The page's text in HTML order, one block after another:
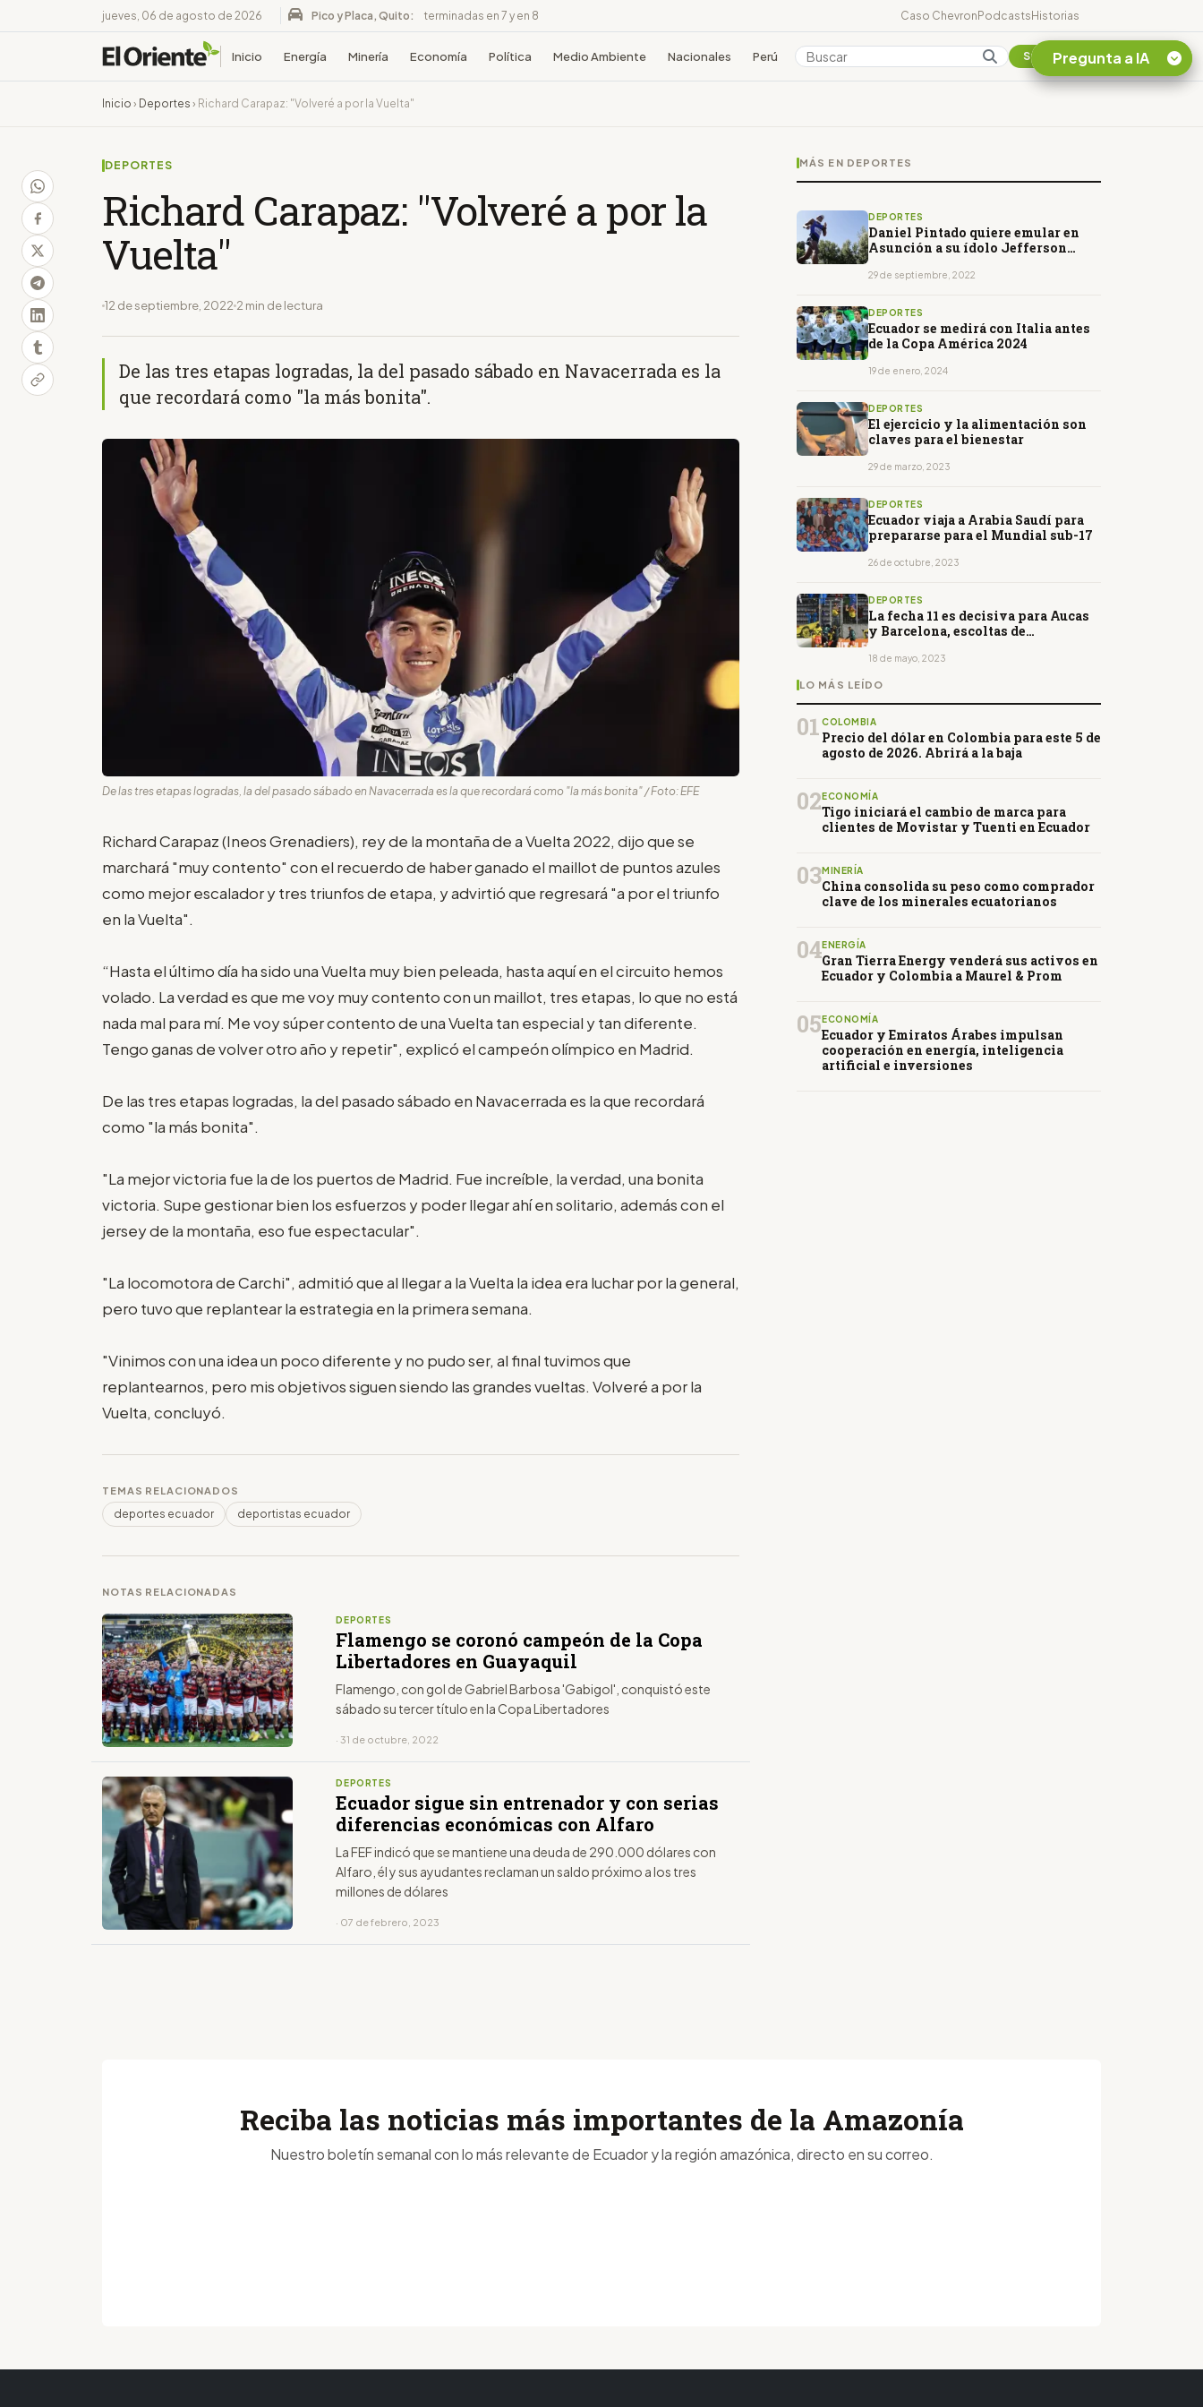
jueves, 06 de agosto de 2026 Pico y Placa, Quito: terminadas en 7 y en 8 Caso ChevronPodcastsHistorias
Inicio Energía Minería Economía Política Medio Ambiente Nacionales Perú Colombia Suscribirse
Inicio › Deportes › Richard Carapaz: "Volveré a por la Vuelta"
DEPORTES
Richard Carapaz: "Volveré a por la
Vuelta"
12 de septiembre, 2022 2 min de lectura
De las tres etapas logradas, la del pasado sábado en Navacerrada es la
que recordará como "la más bonita".
De las tres etapas logradas, la del pasado sábado en Navacerrada es la que recordará como "la más bonita" / Foto: EFE
Richard Carapaz (Ineos Grenadiers), rey de la montaña de a Vuelta 2022, dijo que se
marchará "muy contento" con el recuerdo de haber ganado el maillot de puntos azules
como mejor escalador y tres triunfos de etapa, y advirtió que regresará "a por el triunfo
en la Vuelta".
“Hasta el último día ha sido una Vuelta muy bien peleada, hasta aquí en el circuito hemos
volado. La verdad es que me voy muy contento con un maillot, tres etapas, lo que no está
nada mal para mí. Me voy súper contento de una Vuelta tan especial y tan diferente.
Tengo ganas de volver otro año y repetir", explicó el campeón olímpico en Madrid.
De las tres etapas logradas, la del pasado sábado en Navacerrada es la que recordará
como "la más bonita".
"La mejor victoria fue la de los puertos de Madrid. Fue increíble, la verdad, una bonita
victoria. Supe gestionar bien los esfuerzos y poder llegar ahí en solitario, además con el
jersey de la montaña, eso fue espectacular".
"La locomotora de Carchi", admitió que al llegar a la Vuelta la idea era luchar por la general,
pero tuvo que replantear la estrategia en la primera semana.
"Vinimos con una idea un poco diferente y no pudo ser, al final tuvimos que
replantearnos, pero mis objetivos siguen siendo las grandes vueltas. Volveré a por la
Vuelta, concluyó.
TEMAS RELACIONADOS
deportes ecuador deportistas ecuador
NOTAS RELACIONADAS
DEPORTES
Flamengo se coronó campeón de la Copa
Libertadores en Guayaquil
Flamengo, con gol de Gabriel Barbosa 'Gabigol', conquistó este
sábado su tercer título en la Copa Libertadores
· 31 de octubre, 2022
DEPORTES
Ecuador sigue sin entrenador y con serias
diferencias económicas con Alfaro
La FEF indicó que se mantiene una deuda de 290.000 dólares con
Alfaro, él y sus ayudantes reclaman un saldo próximo a los tres
millones de dólares
· 07 de febrero, 2023
MÁS EN DEPORTES
DEPORTES
Daniel Pintado quiere emular en
Asunción a su ídolo Jefferson
29 de septiembre, 2022
DEPORTES
Ecuador se medirá con Italia antes
de la Copa América 2024
19 de enero, 2024
DEPORTES
El ejercicio y la alimentación son
claves para el bienestar
29 de marzo, 2023
DEPORTES
Ecuador viaja a Arabia Saudí para
prepararse para el Mundial sub-17
26 de octubre, 2023
DEPORTES
La fecha 11 es decisiva para Aucas
y Barcelona, escoltas de
18 de mayo, 2023
LO MÁS LEÍDO
01 COLOMBIA
Precio del dólar en Colombia para este 5 de
agosto de 2026. Abrirá a la baja
02 ECONOMÍA
Tigo iniciará el cambio de marca para
clientes de Movistar y Tuenti en Ecuador
03MINERÍA
China consolida su peso como comprador
clave de los minerales ecuatorianos
04ENERGÍA
Gran Tierra Energy venderá sus activos en
Ecuador y Colombia a Maurel & Prom
05 ECONOMÍA
Ecuador y Emiratos Árabes impulsan
cooperación en energía, inteligencia
artificial e inversiones
Pregunta a IA
¿En que consiste la
Reciba las noticias más importantes de la Amazonía
Nuestro boletín semanal con lo más relevante de Ecuador y la región amazónica, directo en su correo.